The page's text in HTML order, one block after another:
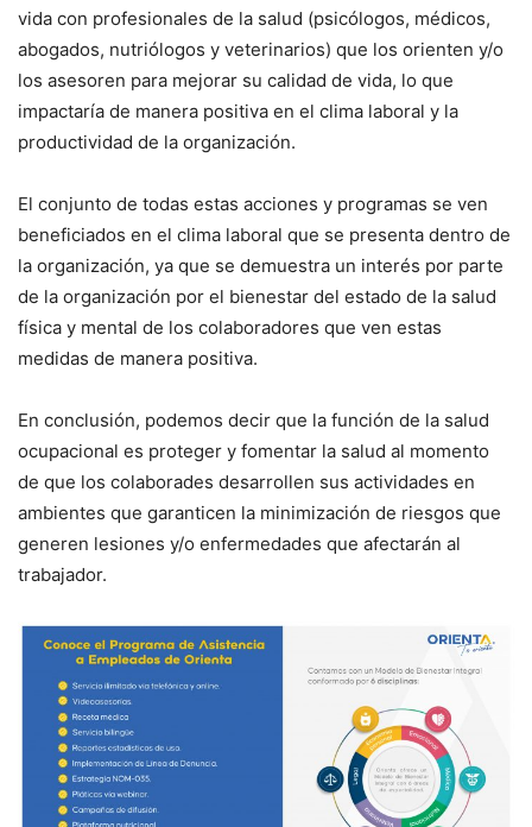
vida con profesionales de la salud (psicólogos, médicos,
abogados, nutriólogos y veterinarios) que los orienten y/o
los asesoren para mejorar su calidad de vida, lo que
impactaría de manera positiva en el clima laboral y la
productividad de la organización.
El conjunto de todas estas acciones y programas se ven
beneficiados en el clima laboral que se presenta dentro de
la organización, ya que se demuestra un interés por parte
de la organización por el bienestar del estado de la salud
física y mental de los colaboradores que ven estas
medidas de manera positiva.
En conclusión, podemos decir que la función de la salud
ocupacional es proteger y fomentar la salud al momento
de que los colaborades desarrollen sus actividades en
ambientes que garanticen la minimización de riesgos que
generen lesiones y/o enfermedades que afectarán al
trabajador.